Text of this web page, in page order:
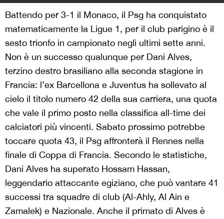
Battendo per 3-1 il Monaco, il Psg ha conquistato
matematicamente la Ligue 1, per il club parigino è il
sesto trionfo in campionato negli ultimi sette anni.
Non è un successo qualunque per Dani Alves,
terzino destro brasiliano alla seconda stagione in
Francia: l’ex Barcellona e Juventus ha sollevato al
cielo il titolo numero 42 della sua carriera, una quota
che vale il primo posto nella classifica all-time dei
calciatori più vincenti. Sabato prossimo potrebbe
toccare quota 43, il Psg affronterà il Rennes nella
finale di Coppa di Francia. Secondo le statistiche,
Dani Alves ha superato Hossam Hassan,
leggendario attaccante egiziano, che può vantare 41
successi tra squadre di club (Al-Ahly, Al Ain e
Zamalek) e Nazionale. Anche il primato di Alves è